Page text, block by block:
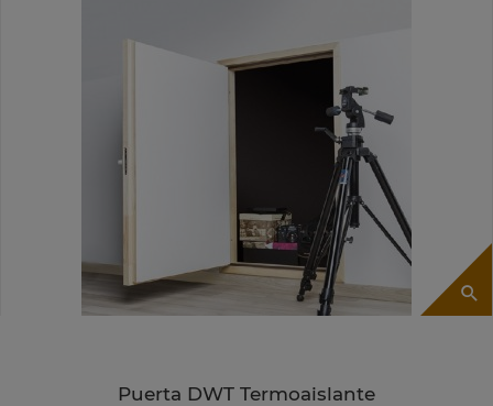
Puerta DWT Termoaislante